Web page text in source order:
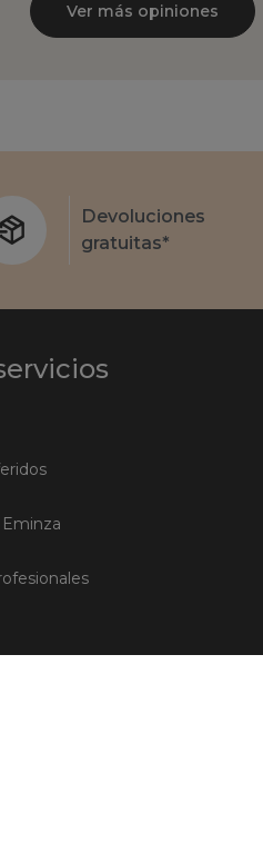
Ver más opiniones
Devoluciones
gratuitas*